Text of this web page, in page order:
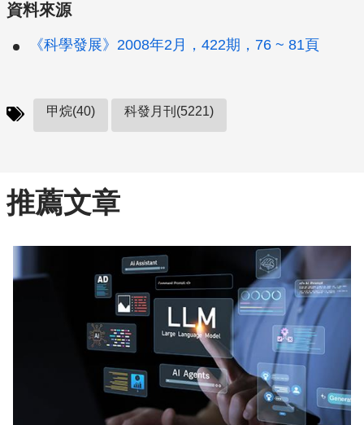
資料來源
《科學發展》2008年2月，422期，76 ~ 81頁
甲烷(40) 科發月刊(5221)
推薦文章